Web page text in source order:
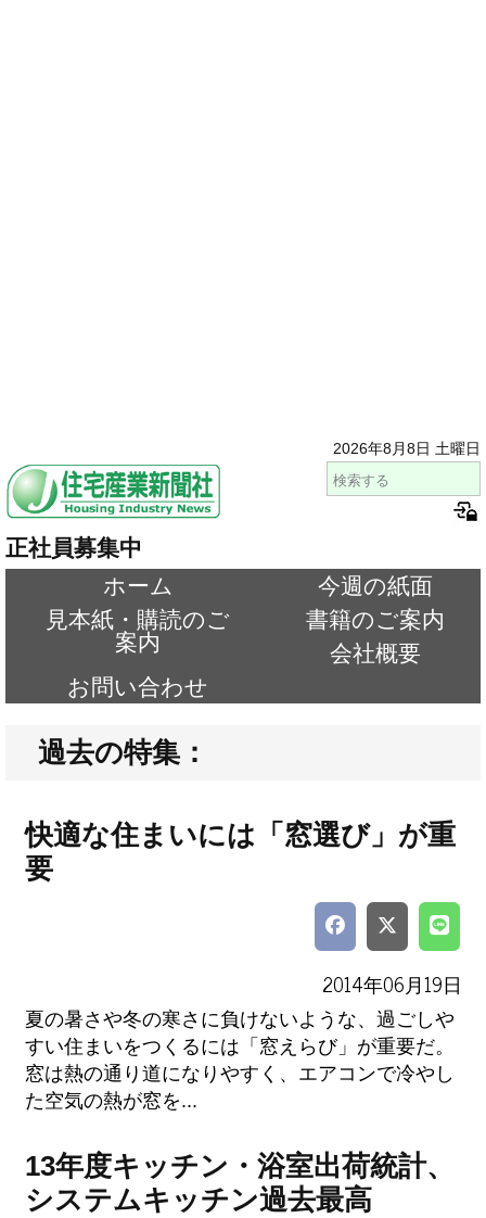
2026年8月8日 土曜日
正社員募集中
ホーム
今週の紙面
見本紙・購読のご
案内
書籍のご案内
会社概要
お問い合わせ
過去の特集：
快適な住まいには「窓選び」が重
要
2014年06月19日
夏の暑さや冬の寒さに負けないような、過ごしや
すい住まいをつくるには「窓えらび」が重要だ。
窓は熱の通り道になりやすく、エアコンで冷やし
た空気の熱が窓を...
13年度キッチン・浴室出荷統計、
システムキッチン過去最高